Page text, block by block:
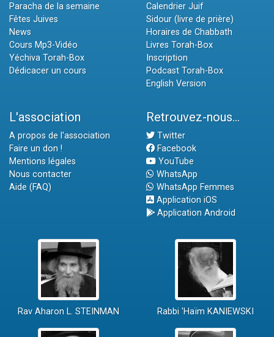
Paracha de la semaine
Fêtes Juives
News
Cours Mp3-Vidéo
Yéchiva Torah-Box
Dédicacer un cours
Calendrier Juif
Sidour (livre de prière)
Horaires de Chabbath
Livres Torah-Box
Inscription
Podcast Torah-Box
English Version
L'association
A propos de l'association
Faire un don !
Mentions légales
Nous contacter
Aide (FAQ)
Retrouvez-nous...
Twitter
Facebook
YouTube
WhatsApp
WhatsApp Femmes
Application iOS
Application Android
Rav Aharon L. STEINMAN Rabbi 'Haïm KANIEWSKI